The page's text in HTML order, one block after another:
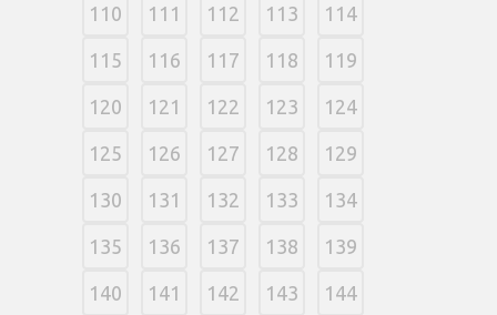
110 111 112 113 114
115 116 117 118 119
120 121 122 123 124
125 126 127 128 129
130 131 132 133 134
135 136 137 138 139
140 141 142 143 144